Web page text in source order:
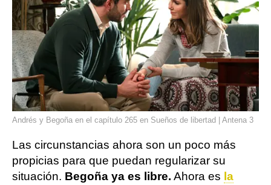
Andrés y Begoña en el capítulo 265 en Sueños de libertad | Antena 3
Las circunstancias ahora son un poco más
propicias para que puedan regularizar su
situación. Begoña ya es libre. Ahora es la